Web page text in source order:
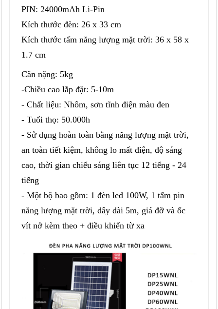
PIN: 24000mAh Li-Pin
Kích thước đèn: 26 x 33 cm
Kích thước tấm năng lượng mặt trời: 36 x 58 x
1.7 cm
Cân nặng: 5kg
-Chiều cao lắp đặt: 5-10m
- Chất liệu: Nhôm, sơn tĩnh điện màu đen
- Tuổi thọ: 50.000h
- Sử dụng hoàn toàn bằng năng lượng mặt trời,
an toàn tiết kiệm, không lo mất điện, độ sáng
cao, thời gian chiếu sáng liên tục 12 tiếng - 24
tiếng
- Một bộ bao gồm: 1 đèn led 100W, 1 tấm pin
năng lượng mặt trời, dây dài 5m, giá đỡ và ốc
vít nở kèm theo + điều khiển từ xa